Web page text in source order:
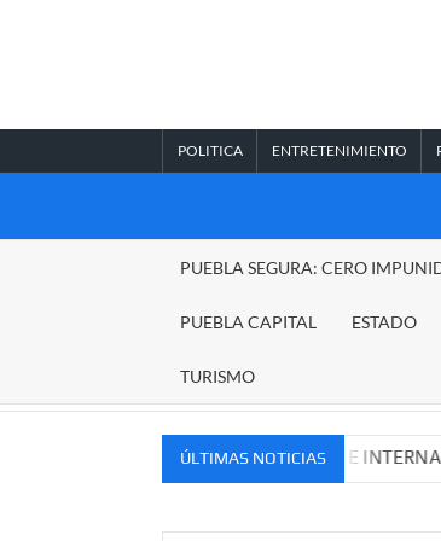
POLITICA ENTRETENIMIENTO
PUEBLA SEGURA: CERO
PUEBLA CAPITAL ESTADO
TURISMO
ÚLTIMAS NOTICIAS
MERCADOS NACIONALES E INTERNACIONALES